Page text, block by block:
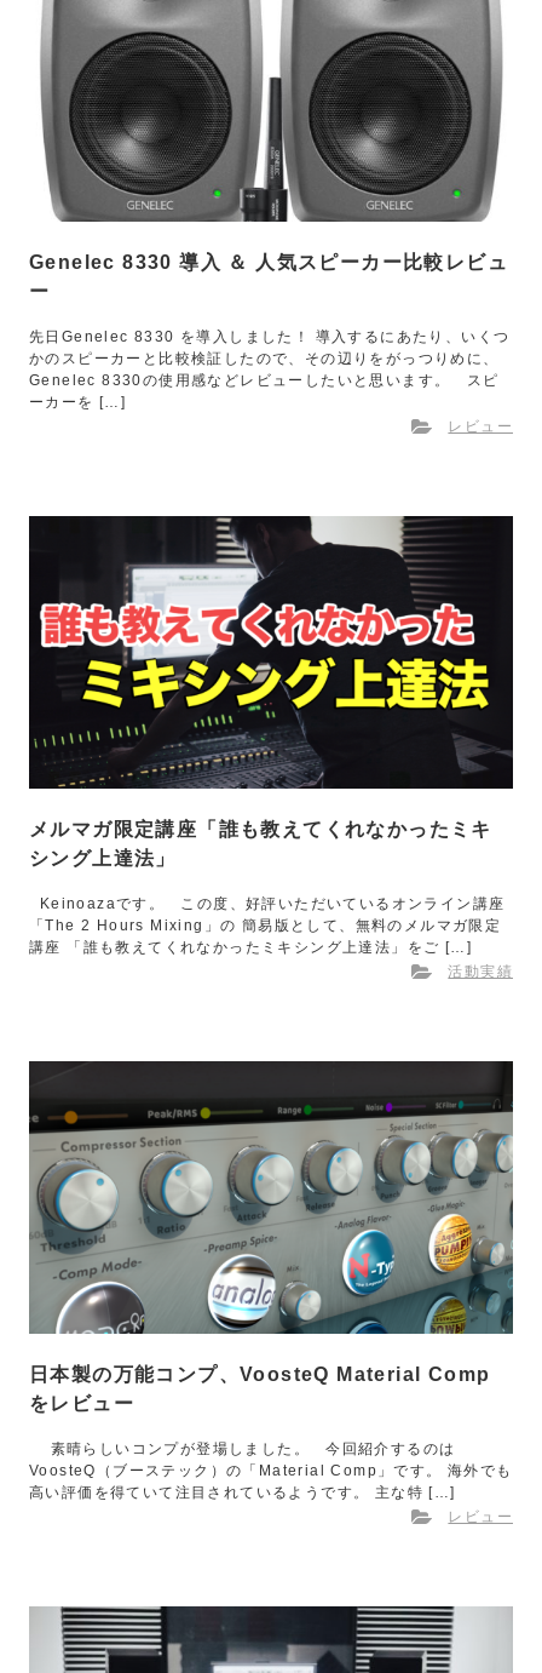
Genelec 8330 導入 ＆ 人気スピーカー比較レビュ
ー
先日Genelec 8330 を導入しました！ 導入するにあたり、いくつ
かのスピーカーと比較検証したので、その辺りをがっつりめに、
Genelec 8330の使用感などレビューしたいと思います。 スピ
ーカーを […]
レビュー
メルマガ限定講座「誰も教えてくれなかったミキ
シング上達法」
Keinoazaです。 この度、好評いただいているオンライン講座
「The 2 Hours Mixing」の 簡易版として、無料のメルマガ限定
講座 「誰も教えてくれなかったミキシング上達法」をご […]
活動実績
日本製の万能コンプ、VoosteQ Material Comp
をレビュー
素晴らしいコンプが登場しました。 今回紹介するのは
VoosteQ（ブーステック）の「Material Comp」です。 海外でも
高い評価を得ていて注目されているようです。 主な特 […]
レビュー